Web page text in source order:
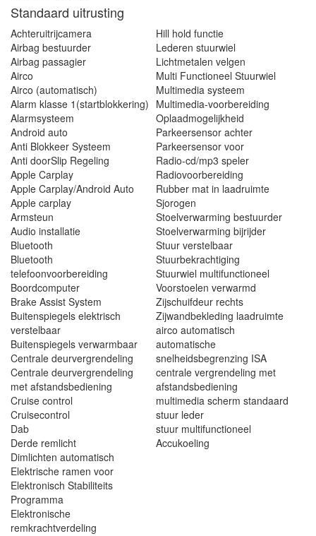
Standaard uitrusting
Achteruitrijcamera
Airbag bestuurder
Airbag passagier
Airco
Airco (automatisch)
Alarm klasse 1(startblokkering)
Alarmsysteem
Android auto
Anti Blokkeer Systeem
Anti doorSlip Regeling
Apple Carplay
Apple Carplay/Android Auto
Apple carplay
Armsteun
Audio installatie
Bluetooth
Bluetooth
telefoonvoorbereiding
Boordcomputer
Brake Assist System
Buitenspiegels elektrisch
verstelbaar
Buitenspiegels verwarmbaar
Centrale deurvergrendeling
Centrale deurvergrendeling
met afstandsbediening
Cruise control
Cruisecontrol
Dab
Derde remlicht
Dimlichten automatisch
Elektrische ramen voor
Elektronisch Stabiliteits
Programma
Elektronische
remkrachtverdeling
Hill hold functie
Lederen stuurwiel
Lichtmetalen velgen
Multi Functioneel Stuurwiel
Multimedia systeem
Multimedia-voorbereiding
Oplaadmogelijkheid
Parkeersensor achter
Parkeersensor voor
Radio-cd/mp3 speler
Radiovoorbereiding
Rubber mat in laadruimte
Sjorogen
Stoelverwarming bestuurder
Stoelverwarming bijrijder
Stuur verstelbaar
Stuurbekrachtiging
Stuurwiel multifunctioneel
Voorstoelen verwarmd
Zijschuifdeur rechts
Zijwandbekleding laadruimte
airco automatisch
automatische
snelheidsbegrenzing ISA
centrale vergrendeling met
afstandsbediening
multimedia scherm standaard
stuur leder
stuur multifunctioneel
Accukoeling